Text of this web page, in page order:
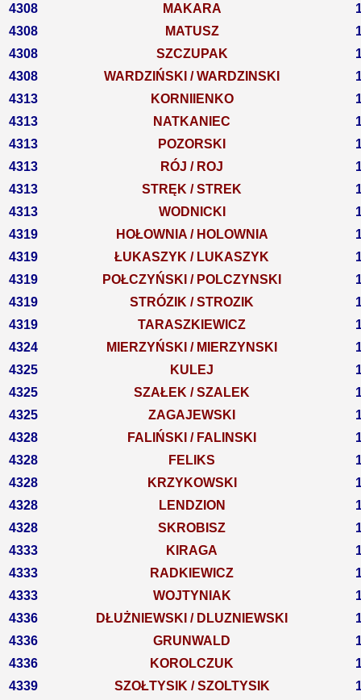
4308
MAKARA
4308
MATUSZ
4308
SZCZUPAK
4308
WARDZIŃSKI / WARDZINSKI
4313
KORNIIENKO
4313
NATKANIEC
4313
POZORSKI
4313
RÓJ / ROJ
4313
STRĘK / STREK
4313
WODNICKI
4319
HOŁOWNIA / HOLOWNIA
4319
ŁUKASZYK / LUKASZYK
4319
POŁCZYŃSKI / POLCZYNSKI
4319
STRÓZIK / STROZIK
4319
TARASZKIEWICZ
4324
MIERZYŃSKI / MIERZYNSKI
4325
KULEJ
4325
SZAŁEK / SZALEK
4325
ZAGAJEWSKI
4328
FALIŃSKI / FALINSKI
4328
FELIKS
4328
KRZYKOWSKI
4328
LENDZION
4328
SKROBISZ
4333
KIRAGA
4333
RADKIEWICZ
4333
WOJTYNIAK
4336
DŁUŻNIEWSKI / DLUZNIEWSKI
4336
GRUNWALD
4336
KOROLCZUK
4339
SZOŁTYSIK / SZOLTYSIK